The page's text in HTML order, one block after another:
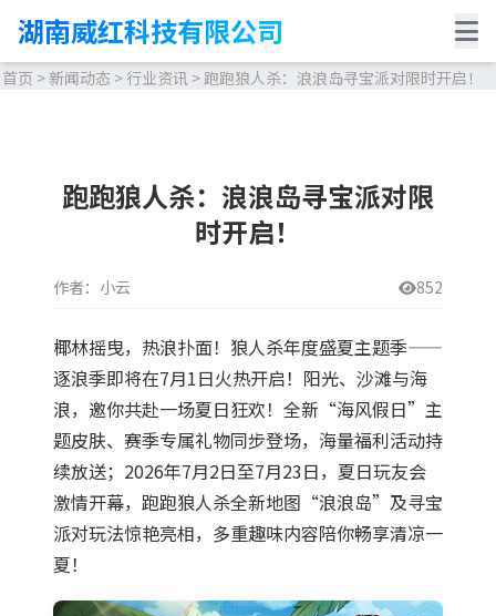
湖南威红科技有限公司
首页 >新闻动态 > 行业资讯 >跑跑狼人杀：浪浪岛寻宝派对限时开启！
跑跑狼人杀：浪浪岛寻宝派对限
时开启！
作者：小云 852
椰林摇曳，热浪扑面！狼人杀年度盛夏主题季——
逐浪季即将在7月1日火热开启！阳光、沙滩与海
浪，邀你共赴一场夏日狂欢！全新“海风假日”主
题皮肤、赛季专属礼物同步登场，海量福利活动持
续放送；2026年7月2日至7月23日，夏日玩友会
激情开幕，跑跑狼人杀全新地图“浪浪岛”及寻宝
派对玩法惊艳亮相，多重趣味内容陪你畅享清凉一
夏！